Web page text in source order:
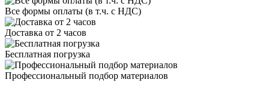
Все формы оплаты (в т.ч. с НДС)
Доставка от 2 часов
Бесплатная погрузка
Профессиональный подбор материалов